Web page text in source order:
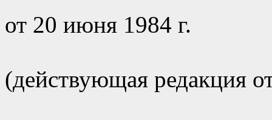
от 20 июня 1984 г.
(действующая редакция